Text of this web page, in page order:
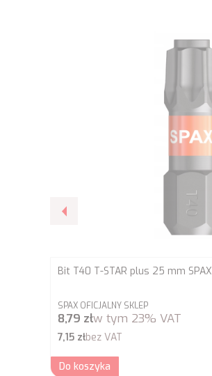
Bit T40 T-STAR plus 25 mm SPAX
PRODUCENT
SPAX OFICJALNY SKLEP
Cena brutto
8,79 złw tym 23% VAT
Cena netto
7,15 złbez VAT
Do koszyka